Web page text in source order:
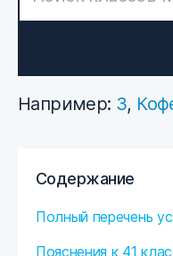
Например: 3,
Содержание
Полный перечень
Пояснения к 41